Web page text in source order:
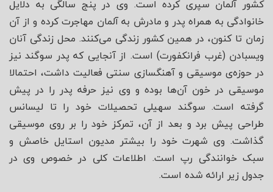
کشور آلمان سپری کرده است. وی در پنج سالگی به دلایل
خانوادگی به همراه پدر و مادرش به آلمان مهاجرت کرده و از آن
زمان تا کنون، در همین کشور زندگی می‌کنند. محل زندگی آنان
ویسبادن (غرب فرانکفورت) است. از آنجایی که پدر سوگند نیز
در حوزه‌ی موسیقی و آهنگسازی سنتی فعالیت داشت، احتمالا
موسیقی در خون آن‌ها بوده و وی نیز حرفه پدر را در پیش
گرفته است. سوگند سهیلی تحصیلات خود را تا لیسانس
طراحی پیش برد و بعد از آن، تمرکز خود را بر روی موسیقی
گذاشت. وی شهرت خود را بیشتر مدیون استایل خاصش و
سبک خوانندگی رپ است. اطلاعات کلی در خصوص وی در
جدول زیر ارائه شده است.